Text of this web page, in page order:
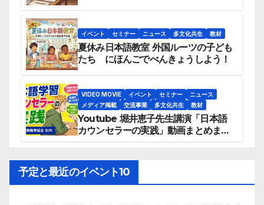
イベント セミナー ニュース 多文化共生 教材
夏休み日本語教室 外国ルーツの子ども
たち にほんごでべんきょうしよう！
VIDEO MOVIE イベント セミナー
ニュース
メディア掲載
交流事業 多文化共生 教材
Youtube 堀井恵子先生講演「日本語
カウンセラーの実践」動画まとめまし
予定と最近のイベント10